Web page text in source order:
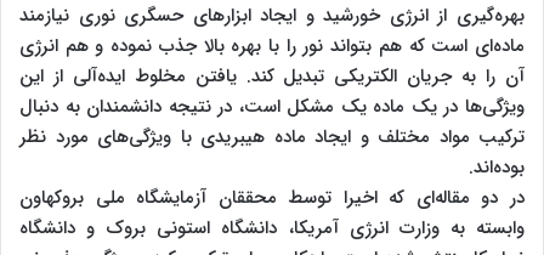
بهره‌گیری از انرژی خورشید و ایجاد ابزارهای حسگری نوری نیازمند
ماده‌ای است که هم بتواند نور را با بهره بالا جذب نموده و هم انرژی
آن را به جریان الکتریکی تبدیل کند. یافتن مخلوط ایده‌آلی از این
ویژگی‌ها در یک ماده یک مشکل است، در نتیجه دانشمندان به دنبال
ترکیب مواد مختلف و ایجاد ماده هیبریدی با ویژگی‌های مورد نظر
بوده‌اند.
در دو مقاله‌ای که اخیرا توسط محققان آزمایشگاه ملی بروکهاون
وابسته به وزارت انرژی آمریکا، دانشگاه استونی بروک و دانشگاه